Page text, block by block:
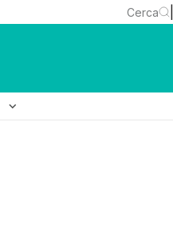
Cerca
expand_more